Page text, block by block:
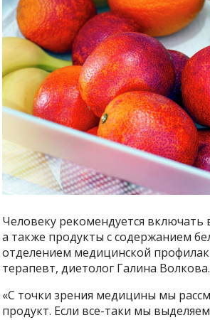
Человеку рекомендуется
а также продукты с содержанием
отделением медицинской
терапевт, диетолог Галина Волкова.
«С точки зрения медицины мы
продукт. Если все-таки мы